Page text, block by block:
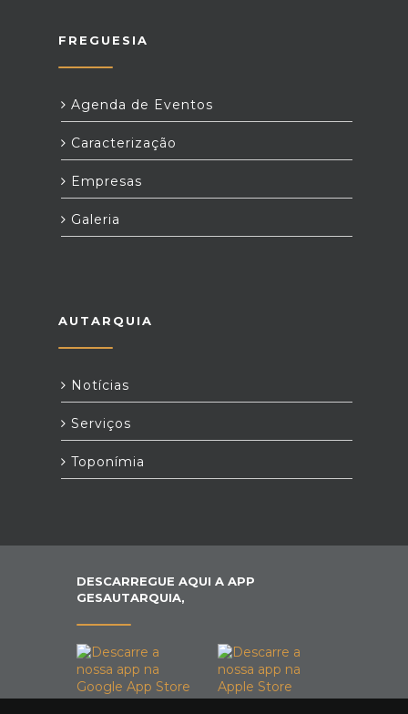
FREGUESIA
Agenda de Eventos
Caracterização
Empresas
Galeria
AUTARQUIA
Notícias
Serviços
Toponímia
DESCARREGUE AQUI A APP
GESAUTARQUIA,